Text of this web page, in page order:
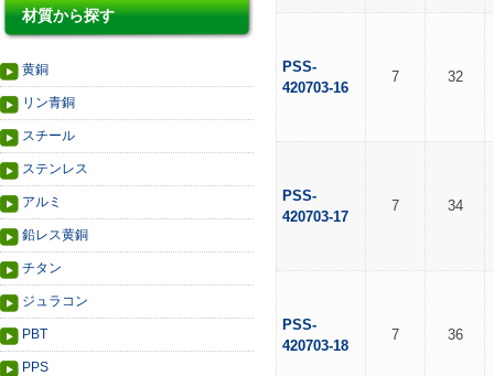
材質から探す
黄銅
リン青銅
スチール
ステンレス
アルミ
鉛レス黄銅
チタン
ジュラコン
PBT
PPS
PSS-
420703-16
7 32
PSS-
420703-17
7 34
PSS-
420703-18
7 36